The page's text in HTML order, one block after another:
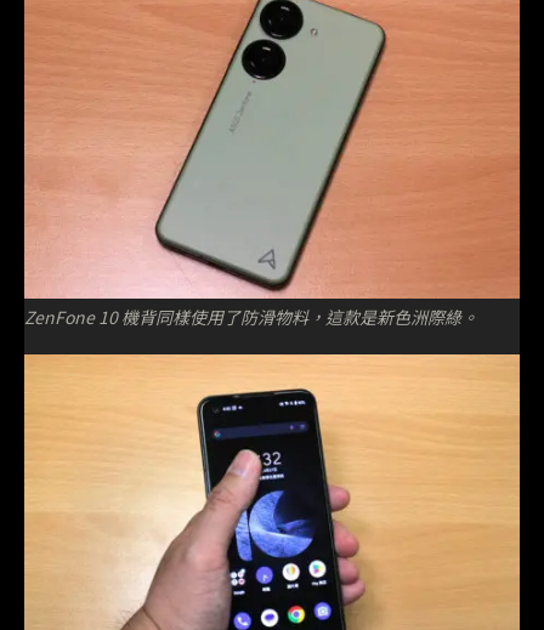
ZenFone 10 機背同樣使用了防滑物料，這款是新色洲際綠。